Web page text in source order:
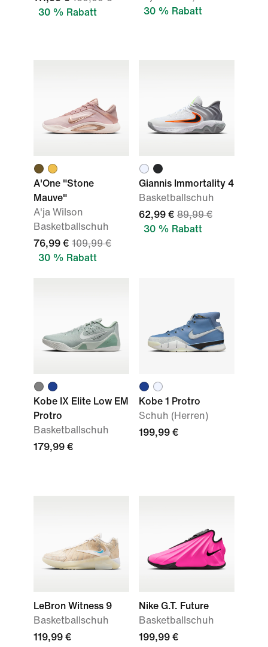
30 % Rabatt
30 % Rabatt
A'One "Stone
Mauve"
A'ja Wilson
Basketballschuh
76,99 € 109,99 €
30 % Rabatt
Giannis Immortality 4
Basketballschuh
62,99 € 89,99 €
30 % Rabatt
Kobe IX Elite Low EM
Protro
Basketballschuh
179,99 €
Kobe 1 Protro
Schuh (Herren)
199,99 €
LeBron Witness 9
Basketballschuh
119,99 €
Nike G.T. Future
Basketballschuh
199,99 €